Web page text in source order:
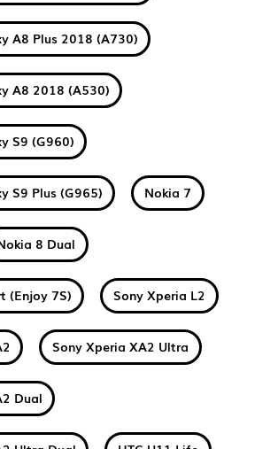
A8 Plus 2018 (A730)
A8 2018 (A530)
S9 (G960)
S9 Plus (G965) Nokia 7
8 Dual
(Enjoy 7S) Sony Xperia L2
Sony Xperia XA2 Ultra
Dual